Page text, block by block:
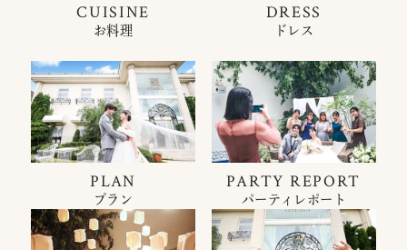
CUISINE
お料理
DRESS
ドレス
PLAN
プラン
PARTY REPORT
パーティレポート